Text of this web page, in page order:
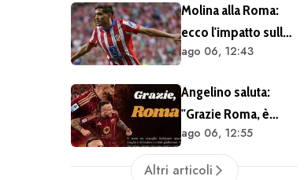
giallorossi presenti
nel match di
Champions con il
Lione
Molina alla Roma:
ecco l'impatto sulle
casse del club
ago 06, 12:43
Angelino saluta:
"Grazie Roma, è
stato un orgoglio"
ago 06, 12:55
Altri articoli